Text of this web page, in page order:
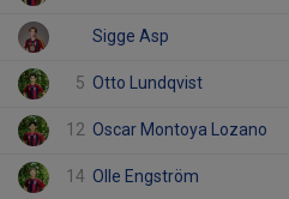
Sigge Asp
5 Otto Lundqvist
12 Oscar Montoya Lozano
14 Olle Engström